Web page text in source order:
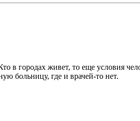
городах живет, то еще условия
больницу, где и врачей-то нет.